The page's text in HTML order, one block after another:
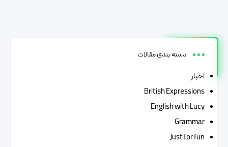
دسته بندی مقالات
اخبار
British Expressions
English with Lucy
Grammar
Just for fun